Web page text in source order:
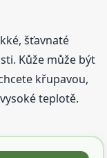
šťavnaté
Kůže může být
křupavou,
teplotě.